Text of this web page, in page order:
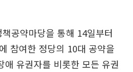
공약마당을 통해 14일부터
참여한 정당의 10대 공약을
애 유권자를 비롯한 모든 유권